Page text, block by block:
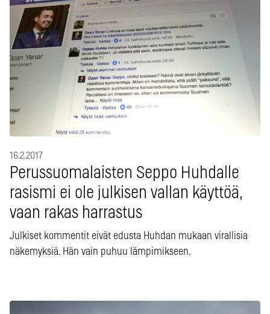
16.2.2017
Perussuomalaisten Seppo Huhdalle
rasismi ei ole julkisen vallan käyttöä,
vaan rakas harrastus
Julkiset kommentit eivät edusta Huhdan mukaan virallisia
näkemyksiä. Hän vain puhuu lämpimikseen.